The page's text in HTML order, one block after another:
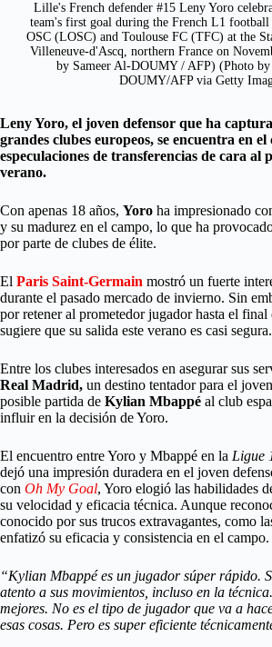
Lille's French defender #15 Leny Yoro
team's first goal during the French L1
OSC (LOSC) and Toulouse FC (TFC) at the
Villeneuve-d'Ascq, northern France on
by Sameer Al-DOUMY / AFP) (Photo
DOUMY/AFP via Getty
Leny Yoro, el joven defensor que ha
grandes clubes europeos, se encuentra en el
especulaciones de transferencias de cara al
verano.
Con apenas 18 años, Yoro ha impresionado
y su madurez en el campo, lo que ha
por parte de clubes de élite.
El Paris Saint-Germain mostró un fuerte
durante el pasado mercado de invierno. Sin
por retener al prometedor jugador hasta el
sugiere que su salida este verano es casi segura.
Entre los clubes interesados en asegurar sus
Real Madrid, un destino tentador para el
posible partida de Kylian Mbappé al club
influir en la decisión de Yoro.
El encuentro entre Yoro y Mbappé en la Ligue
dejó una impresión duradera en el joven
con Oh My Goal, Yoro elogió las habilidades
su velocidad y eficacia técnica. Aunque
conocido por sus trucos extravagantes, como
enfatizó su eficacia y consistencia en el campo.
“Kylian Mbappé es un jugador súper rápido.
atento a sus movimientos, incluso en la
mejores. No es el tipo de jugador que va a
esas cosas. Pero es super eficiente